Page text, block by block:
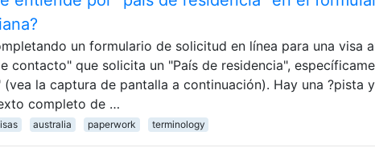
un formulario de solicitud en línea para una visa
contacto" que solicita un "País de residencia",
(vea la captura de pantalla a continuación). Hay una ?pista
completo de …
australia paperwork terminology